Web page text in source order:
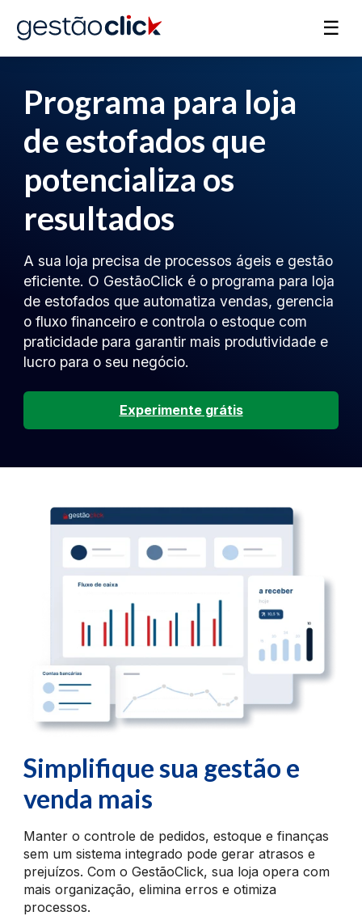
☰
Programa para loja
de estofados que
potencializa os
resultados
A sua loja precisa de processos ágeis e gestão
eficiente. O GestãoClick é o programa para loja
de estofados que automatiza vendas, gerencia
o fluxo financeiro e controla o estoque com
praticidade para garantir mais produtividade e
lucro para o seu negócio.
Experimente grátis
Simplifique sua gestão e
venda mais
Manter o controle de pedidos, estoque e finanças
sem um sistema integrado pode gerar atrasos e
prejuízos. Com o GestãoClick, sua loja opera com
mais organização, elimina erros e otimiza
processos.